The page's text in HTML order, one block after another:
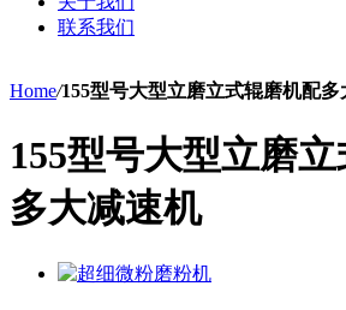
联系我们
Home/155型号大型立磨立式辊磨机配多
155型号大型立磨
多大减速机